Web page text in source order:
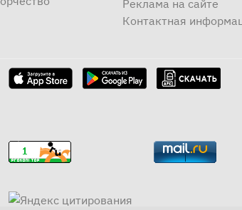
Реклама на сайте
Контактная